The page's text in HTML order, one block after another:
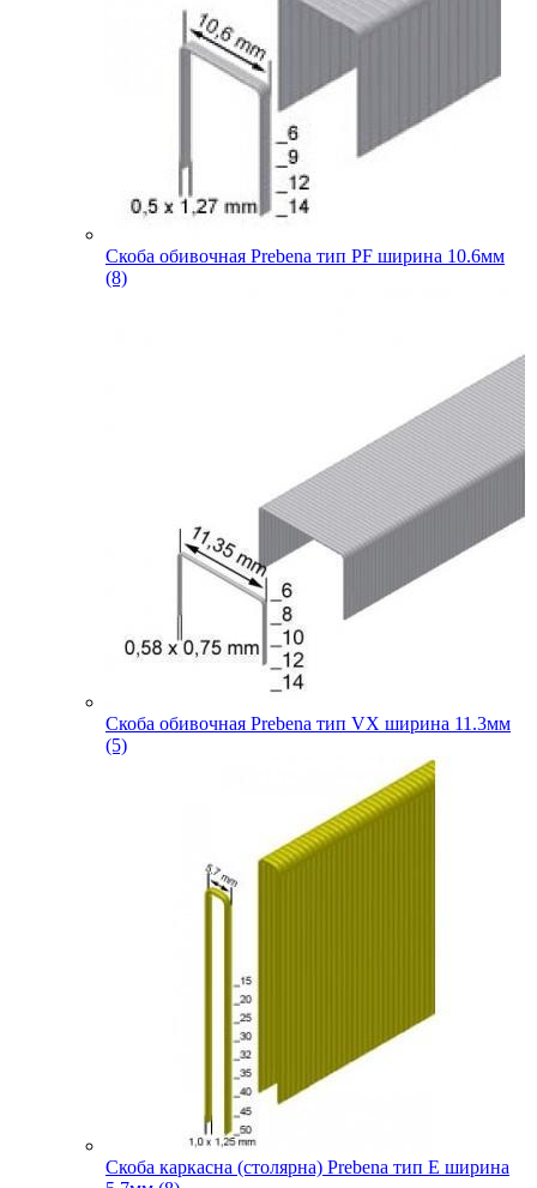
Скоба обивочная Prebena тип PF ширина 10.6мм
(8)
Скоба обивочная Prebena тип VX ширина 11.3мм
(5)
Скоба каркасна (столярна) Prebena тип E ширина